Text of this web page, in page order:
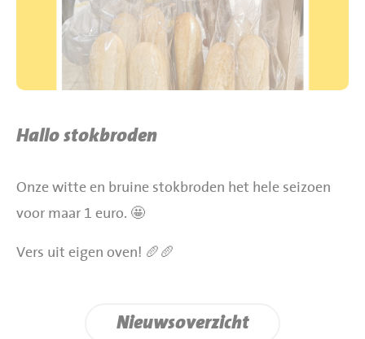
Jumbo Huibers Specials
Hallo stokbroden
Onze witte en bruine stokbroden het hele seizoen
voor maar 1 euro. 🤩
Vers uit eigen oven! 🥖🥖
Nieuwsoverzicht